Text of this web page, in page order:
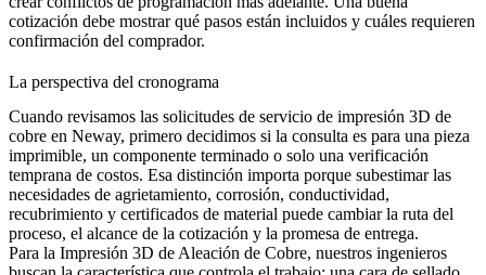
cotización debe mostrar qué pasos están incluidos y cuáles requieren
confirmación del comprador.
La perspectiva del cronograma
Cuando revisamos las solicitudes de servicio de impresión 3D de
cobre en Neway, primero decidimos si la consulta es para una pieza
imprimible, un componente terminado o solo una verificación
temprana de costos. Esa distinción importa porque subestimar las
necesidades de agrietamiento, corrosión, conductividad,
recubrimiento y certificados de material puede cambiar la ruta del
proceso, el alcance de la cotización y la promesa de entrega.
Para la Impresión 3D de Aleación de Cobre, nuestros ingenieros